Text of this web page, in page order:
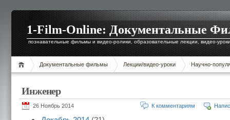
1-Film-Online: Документальные
познавательные фильмы и видео-ролики, образовательные лекции, видео-
Документальные фильмы Лекции/видео-уроки Научно-
Инженер
26 Ноябрь 2014 К комментариям